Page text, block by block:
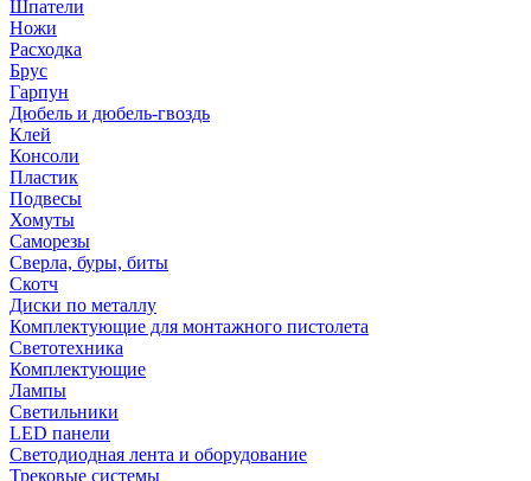
Шпатели
Ножи
Расходка
Брус
Гарпун
Дюбель и дюбель-гвоздь
Клей
Консоли
Пластик
Подвесы
Хомуты
Саморезы
Сверла, буры, биты
Скотч
Диски по металлу
Комплектующие для монтажного пистолета
Светотехника
Комплектующие
Лампы
Светильники
LED панели
Светодиодная лента и оборудование
Трековые системы